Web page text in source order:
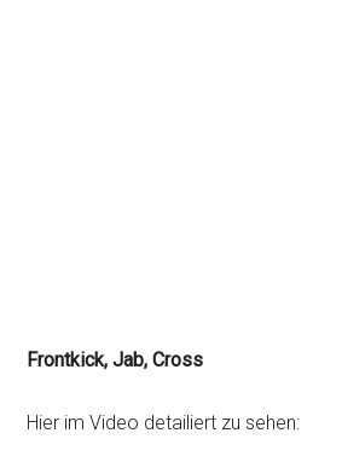
Frontkick, Jab, Cross
Hier im Video detailiert zu sehen: